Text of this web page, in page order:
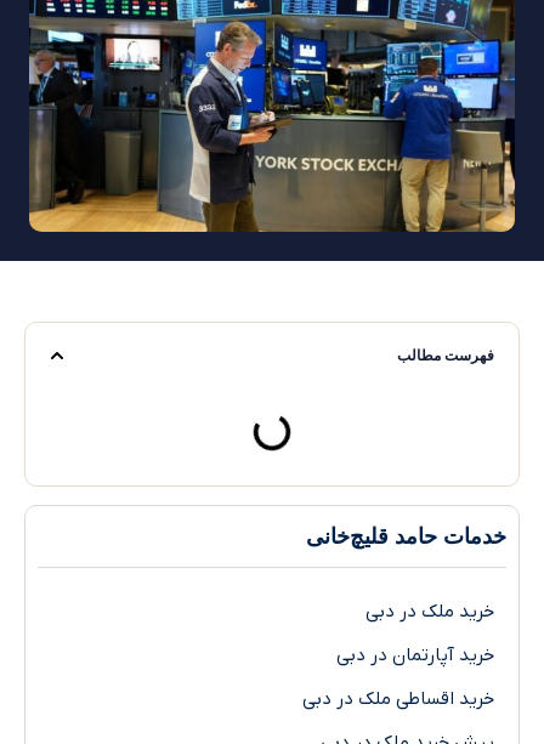
فهرست مطالب
خدمات حامد قلیچ‌خانی
خرید ملک در دبی
خرید آپارتمان در دبی
خرید اقساطی ملک در دبی